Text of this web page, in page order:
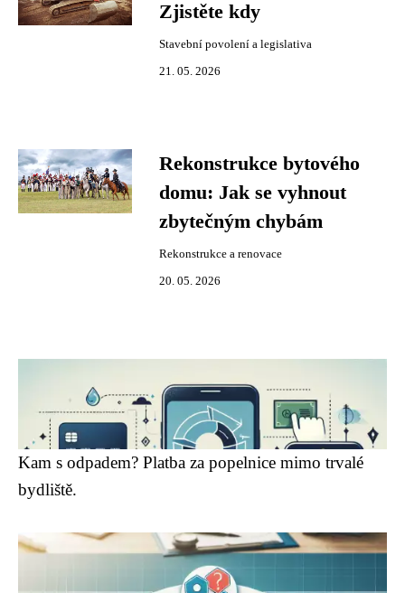
Zjistěte kdy
Stavební povolení a legislativa
21. 05. 2026
Rekonstrukce bytového
domu: Jak se vyhnout
zbytečným chybám
Rekonstrukce a renovace
20. 05. 2026
Kam s odpadem? Platba za popelnice mimo trvalé
bydliště.